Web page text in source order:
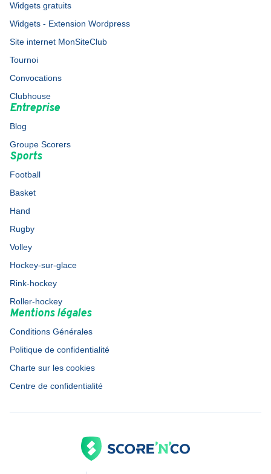
Widgets gratuits
Widgets - Extension Wordpress
Site internet MonSiteClub
Tournoi
Convocations
Clubhouse
Entreprise
Blog
Groupe Scorers
Sports
Football
Basket
Hand
Rugby
Volley
Hockey-sur-glace
Rink-hockey
Roller-hockey
Mentions légales
Conditions Générales
Politique de confidentialité
Charte sur les cookies
Centre de confidentialité